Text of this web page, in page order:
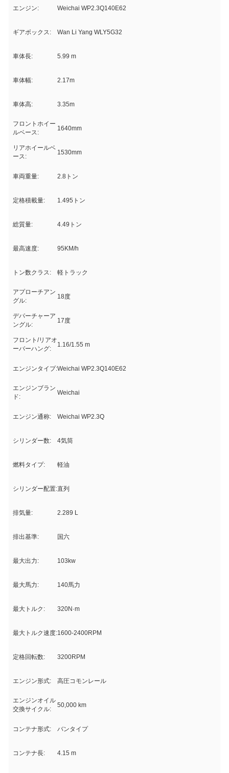
エンジン: Weichai WP2.3Q140E62
ギアボックス: Wan Li Yang WLY5G32
車体長: 5.99 m
車体幅: 2.17m
車体高: 3.35m
フロントホイー
ルベース:
1640mm
リアホイールベ
ース:
1530mm
車両重量: 2.8トン
定格積載量: 1.495トン
総質量: 4.49トン
最高速度: 95KM/h
トン数クラス: 軽トラック
アプローチアン
グル:
18度
デパーチャーア
ングル:
17度
フロント/リアオ
ーバーハング:
1.16/1.55 m
エンジンタイプ:Weichai WP2.3Q140E62
エンジンブラン
ド:
Weichai
エンジン通称: Weichai WP2.3Q
シリンダー数: 4気筒
燃料タイプ: 軽油
シリンダー配置:直列
排気量: 2.289 L
排出基準: 国六
最大出力: 103kw
最大馬力: 140馬力
最大トルク: 320N·m
最大トルク速度:1600-2400RPM
定格回転数: 3200RPM
エンジン形式: 高圧コモンレール
エンジンオイル
交換サイクル:
50,000 km
コンテナ形式: バンタイプ
コンテナ長: 4.15 m